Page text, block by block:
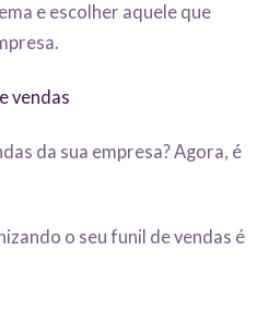
e escolher aquele que
vendas
da sua empresa? Agora, é
o seu funil de vendas é